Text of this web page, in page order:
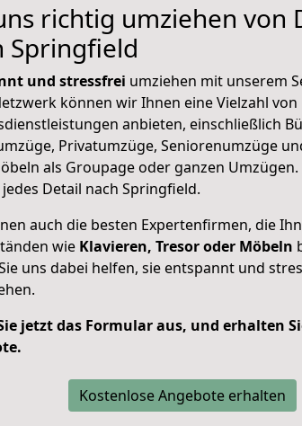
richtig umziehen von
Springfield
und stressfrei umziehen mit unserem
können wir Ihnen eine Vielzahl von
anbieten, einschließlich
Privatumzüge, Seniorenumzüge
als Groupage oder ganzen
Detail nach Springfield.
auch die besten Expertenfirmen, die
wie Klavieren, Tresor oder Möbeln
uns dabei helfen, sie entspannt und
jetzt das Formular aus, und erhalten
Kostenlose Angebote erhalten